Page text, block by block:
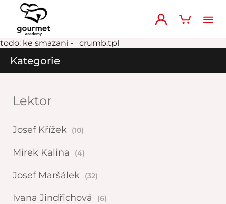
todo: ke smazani - _crumb.tpl
Kategorie
Lektor
Josef Křížek (10)
Mirek Kalina (4)
Josef Maršálek (32)
Ivana Jindřichová (6)